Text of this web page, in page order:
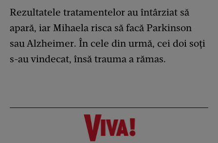
Rezultatele tratamentelor au întârziat să
apară, iar Mihaela risca să facă Parkinson
sau Alzheimer. În cele din urmă, cei doi soți
s-au vindecat, însă trauma a rămas.